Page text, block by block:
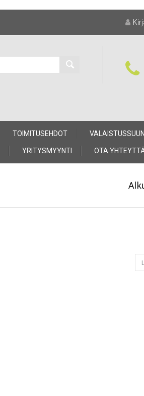
TOIMITUSEHDOT
YRITYSMYYNTI OTA